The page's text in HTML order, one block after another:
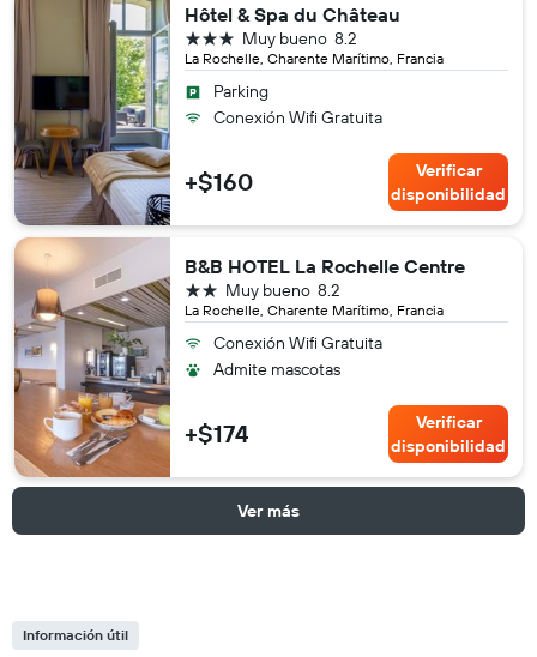
Hôtel & Spa du Château
La Rochelle, Charente Marítimo, Francia
8.2
Muy bueno
3 estrellas
Parking
Conexión Wifi Gratuita
+$160
Verificar
disponibilidad
B&B HOTEL La Rochelle Centre
La Rochelle, Charente Marítimo, Francia
8.2
Muy bueno
2 estrellas
Conexión Wifi Gratuita
Admite mascotas
+$174
Verificar
disponibilidad
Ver más
Información útil